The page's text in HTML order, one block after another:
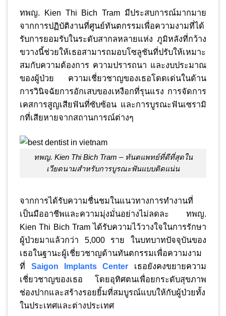
ทพญ. Kien Thi Bich Tram มีประสบการณ์มากมาย
จากการปฏิบัติงานที่ศูนย์ทันตกรรมเพื่อความงามที่ได้
รับการยอมรับในระดับสากลหลายแห่ง ภูมิหลังที่กว้าง
ขวางนี้ช่วยให้เธอสามารถมอบโซลูชันที่ปรับให้เหมาะ
สมกับความต้องการ ความปรารถนา และงบประมาณ
ของผู้ป่วย ความเชี่ยวชาญของเธอโดดเด่นในด้าน
การวินิจฉัยการอักเสบของเหงือกที่รุนแรง การจัดการ
เคสการสูญเสียฟันที่ซับซ้อน และการบูรณะฟันเซรามิ
กที่เสียหายจากสถานการณ์ต่างๆ
ทพญ. Kien Thi Bich Tram – ทันตแพทย์ที่ดีที่สุดใน
เวียดนามสำหรับการบูรณะฟันแบบติดแน่น
จากการได้รับความชื่นชมในแนวทางการทำงานที่
เป็นมืออาชีพและความมุ่งมั่นอย่างไม่ลดละ ทพญ.
Kien Thi Bich Tram ได้รับความไว้วางใจในการรักษา
ผู้ป่วยมาแล้วกว่า 5,000 ราย ในบทบาทปัจจุบันของ
เธอในฐานะผู้เชี่ยวชาญด้านทันตกรรมเพื่อความงาม
ที่ Saigon Implants Center เธอยังคงขยายความ
เชี่ยวชาญของเธอ โดยอุทิศตนเพื่อยกระดับสุขภาพ
ช่องปากและสร้างรอยยิ้มที่สมบูรณ์แบบให้กับผู้ป่วยทั้ง
ในประเทศและต่างประเทศ